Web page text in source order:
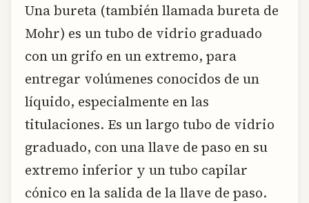
Una bureta (también llamada bureta de
Mohr) es un tubo de vidrio graduado
con un grifo en un extremo, para
entregar volúmenes conocidos de un
líquido, especialmente en las
titulaciones. Es un largo tubo de vidrio
graduado, con una llave de paso en su
extremo inferior y un tubo capilar
cónico en la salida de la llave de paso.